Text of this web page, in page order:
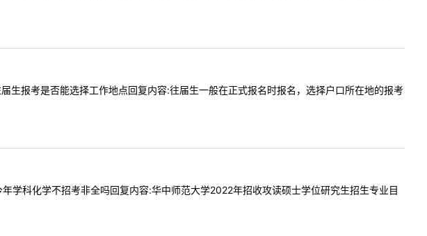
报考是否能选择工作地点回复内容:往届生一般在正式报名时报名，选择户口所在地的报考
科化学不招考非全吗回复内容:华中师范大学2022年招收攻读硕士学位研究生招生专业目